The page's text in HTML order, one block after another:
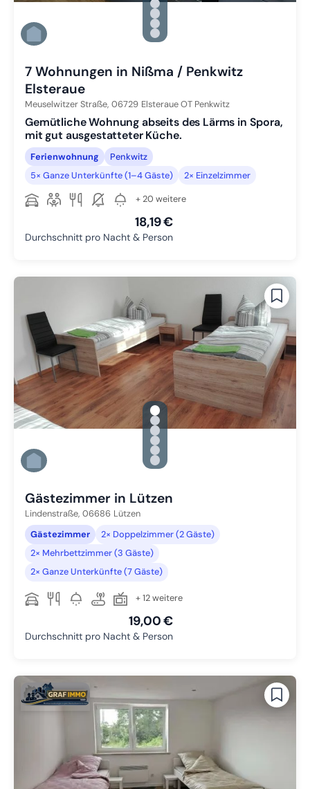
Zu Slide 2 wechseln
Zu Slide 3 wechseln
Zu Slide 4 wechseln
Zu Slide 5 wechseln
Zu Slide 6 wechseln
7 Wohnungen in Nißma / Penkwitz
Elsteraue
Meuselwitzer Straße, 06729 Elsteraue OT Penkwitz
Gemütliche Wohnung abseits des Lärms in Spora,
mit gut ausgestatteter Küche.
Ferienwohnung
Penkwitz
5× Ganze Unterkünfte (1–4 Gäste)
2× Einzelzimmer
+ 20 weitere
18,19 €
Durchschnitt pro Nacht & Person
gallery.slide_selector
Zu Slide 1 wechseln
Zu Slide 2 wechseln
Zu Slide 3 wechseln
Zu Slide 4 wechseln
Zu Slide 5 wechseln
Zu Slide 6 wechseln
Gästezimmer in Lützen
Lindenstraße, 06686 Lützen
Gästezimmer
2× Doppelzimmer (2 Gäste)
2× Mehrbettzimmer (3 Gäste)
2× Ganze Unterkünfte (7 Gäste)
+ 12 weitere
19,00 €
Durchschnitt pro Nacht & Person